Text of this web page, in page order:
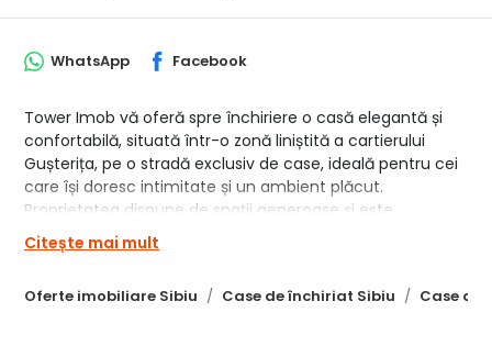
Oferte imobiliare Sibiu Case de închiriat Sibiu Case de
WhatsApp Facebook
Tower Imob vă oferă spre închiriere o casă elegantă și
confortabilă, situată într-o zonă liniștită a cartierului
Gușterița, pe o stradă exclusiv de case, ideală pentru cei
care își doresc intimitate și un ambient plăcut.
Proprietatea dispune de spații generoase și este
compartimentată astfel:
3 dormitoare confortabile;
living spațios pentru momente de relaxare;
Citește mai mult